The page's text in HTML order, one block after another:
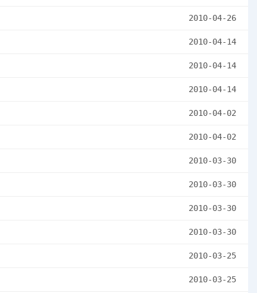
2010-04-26
2010-04-14
2010-04-14
2010-04-14
2010-04-02
2010-04-02
2010-03-30
2010-03-30
2010-03-30
2010-03-30
2010-03-25
2010-03-25